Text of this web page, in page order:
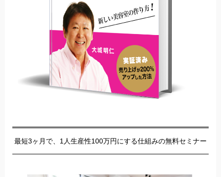
最短3ヶ月で、1人生産性100万円にする仕組みの無料セミナー